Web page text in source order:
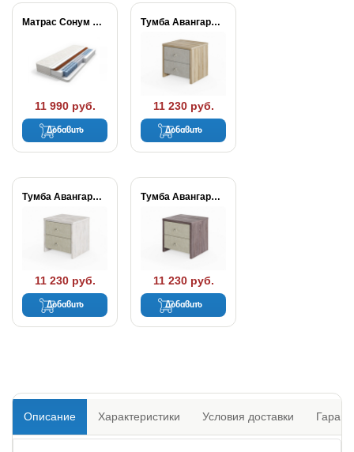
Матрас Сонум Balance...
11 990 руб.
Добавить
Тумба Авангард люкс...
11 230 руб.
Добавить
Тумба Авангард люкс...
11 230 руб.
Добавить
Тумба Авангард люкс...
11 230 руб.
Добавить
Описание Характеристики Условия доставки